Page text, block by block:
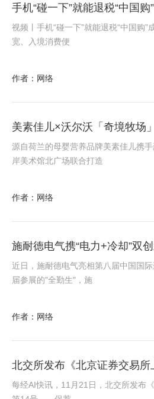
手机“碰一下”就能退税“中国购”
视频丨手机“碰一下”就能退税“中国购
宽、入境消费便
作者：网络
美素佳儿×沃尔沃「奇境牧场
源自荷兰的母婴营养品牌美素佳儿携
岸美术馆北广场联合打造
作者：网络
施耐德电气携“电力+冷却”双
近日，施耐德电气亮相第八届中国国
届参展的"全勤生"，施
作者：网络
北交所发布《北京证券交易所
每经AI快讯，11月21日，北交所发布